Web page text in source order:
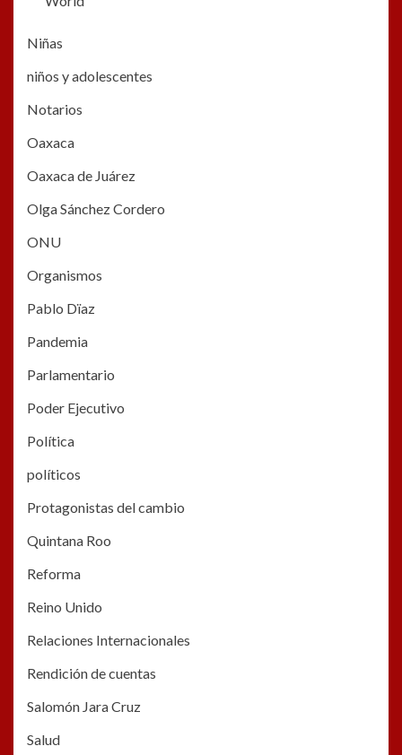
Niñas
niños y adolescentes
Notarios
Oaxaca
Oaxaca de Juárez
Olga Sánchez Cordero
ONU
Organismos
Pablo Dïaz
Pandemia
Parlamentario
Poder Ejecutivo
Política
políticos
Protagonistas del cambio
Quintana Roo
Reforma
Reino Unido
Relaciones Internacionales
Rendición de cuentas
Salomón Jara Cruz
Salud